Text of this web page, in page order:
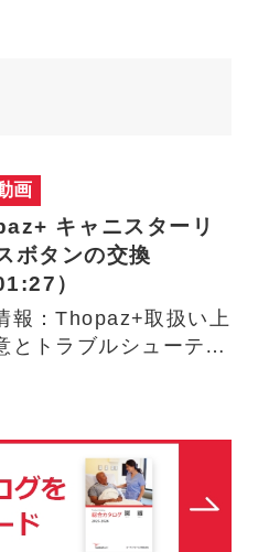
画
キャニスターリ
ボタンの交換
）
報：Thopaz+取扱い上
とトラブルシューティ